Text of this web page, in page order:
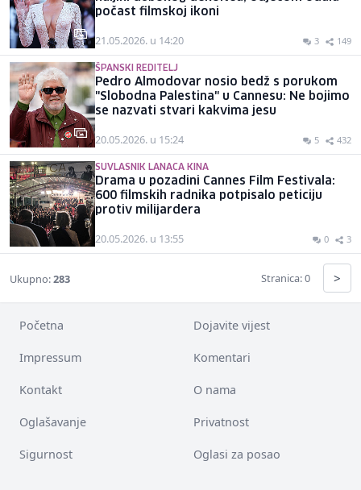
počast filmskoj ikoni
21.05.2026. u 14:20 3 149
ŠPANSKI REDITELJ
Pedro Almodovar nosio bedž s porukom
"Slobodna Palestina" u Cannesu: Ne bojimo
se nazvati stvari kakvima jesu
20.05.2026. u 15:24 5 432
SUVLASNIK LANACA KINA
Drama u pozadini Cannes Film Festivala:
600 filmskih radnika potpisalo peticiju
protiv milijardera
20.05.2026. u 13:55 0 3
Ukupno:283 Stranica: 0 >
Početna Dojavite vijest
Impressum Komentari
Kontakt O nama
Oglašavanje Privatnost
Sigurnost Oglasi za posao